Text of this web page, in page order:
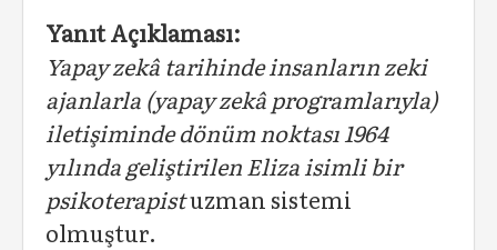
Yanıt Açıklaması:
Yapay zekâ tarihinde insanların zeki
ajanlarla (yapay zekâ programlarıyla)
iletişiminde dönüm noktası 1964
yılında geliştirilen Eliza isimli bir
psikoterapistuzman sistemi
olmuştur.